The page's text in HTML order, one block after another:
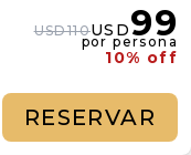
USD110USD99
por persona
10% off
RESERVAR